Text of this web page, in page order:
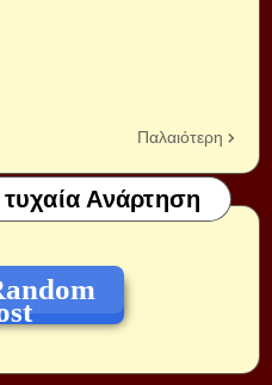
Παλαιότερη
Ανάρτηση